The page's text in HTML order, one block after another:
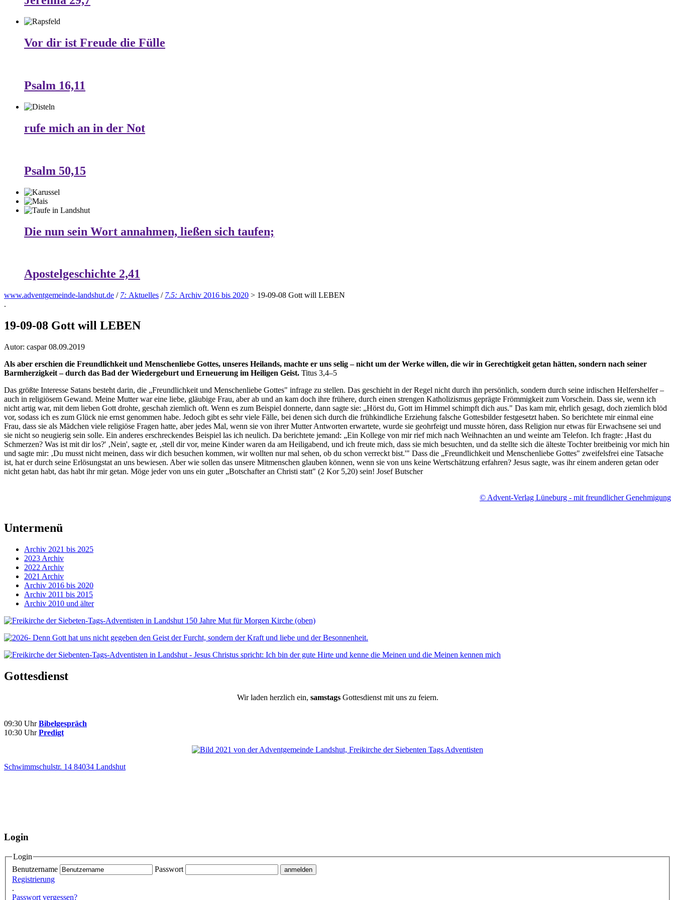
Vor dir ist Freude die Fülle
Psalm 16,11
rufe mich an in der Not
Psalm 50,15
Die nun sein Wort annahmen, ließen sich taufen;
Apostelgeschichte 2,41
www.adventgemeinde-landshut.de / 7: Aktuelles / 7.5: Archiv 2016 bis 2020 > 19-09-08 Gott will LEBEN
.
19-09-08 Gott will LEBEN
Autor: caspar08.09.2019
Als aber erschien die Freundlichkeit und Menschenliebe Gottes, unseres Heilands, machte er uns selig – nicht um der Werke willen, die wir in Gerechtigkeit getan hätten, sondern nach seiner
Barmherzigkeit – durch das Bad der Wiedergeburt und Erneuerung im Heiligen Geist. Titus 3,4–5
Das größte Interesse Satans besteht darin, die „Freundlichkeit und Menschenliebe Gottes" infrage zu stellen. Das geschieht in der Regel nicht durch ihn persönlich, sondern durch seine irdischen Helfershelfer –
auch in religiösem Gewand. Meine Mutter war eine liebe, gläubige Frau, aber ab und an kam doch ihre frühere, durch einen strengen Katholizismus geprägte Frömmigkeit zum Vorschein. Dass sie, wenn ich
nicht artig war, mit dem lieben Gott drohte, geschah ziemlich oft. Wenn es zum Beispiel donnerte, dann sagte sie: „Hörst du, Gott im Himmel schimpft dich aus." Das kam mir, ehrlich gesagt, doch ziemlich blöd
vor, sodass ich es zum Glück nie ernst genommen habe. Jedoch gibt es sehr viele Fälle, bei denen sich durch die frühkindliche Erziehung falsche Gottesbilder festgesetzt haben. So berichtete mir einmal eine
Frau, dass sie als Mädchen viele religiöse Fragen hatte, aber jedes Mal, wenn sie von ihrer Mutter Antworten erwartete, wurde sie geohrfeigt und musste hören, dass Religion nur etwas für Erwachsene sei und
sie nicht so neugierig sein solle. Ein anderes erschreckendes Beispiel las ich neulich. Da berichtete jemand: „Ein Kollege von mir rief mich nach Weihnachten an und weinte am Telefon. Ich fragte: ,Hast du
Schmerzen? Was ist mit dir los?' ‚Nein', sagte er, ‚stell dir vor, meine Kinder waren da am Heiligabend, und ich freute mich, dass sie mich besuchten, und da stellte sich die älteste Tochter breitbeinig vor mich hin
und sagte mir: ‚Du musst nicht meinen, dass wir dich besuchen kommen, wir wollten nur mal sehen, ob du schon verreckt bist.'" Dass die „Freundlichkeit und Menschenliebe Gottes" zweifelsfrei eine Tatsache
ist, hat er durch seine Erlösungstat an uns bewiesen. Aber wie sollen das unsere Mitmenschen glauben können, wenn sie von uns keine Wertschätzung erfahren? Jesus sagte, was ihr einem anderen getan oder
nicht getan habt, das habt ihr mir getan. Möge jeder von uns ein guter „Botschafter an Christi statt" (2 Kor 5,20) sein! Josef Butscher
© Advent-Verlag Lüneburg - mit freundlicher Genehmigung
Untermenü
Archiv 2021 bis 2025
2023 Archiv
2022 Archiv
2021 Archiv
Archiv 2016 bis 2020
Archiv 2011 bis 2015
Archiv 2010 und älter
Gottesdienst
Wir laden herzlich ein, samstagsGottesdienst mit uns zu feiern.
09:30 UhrBibelgespräch
10:30 UhrPredigt
Schwimmschulstr. 14 84034 Landshut
Login
Login
Benutzername
Passwort
Registrierung
.
Passwort vergessen?